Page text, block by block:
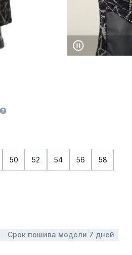
50 52 54 56 58
Срок пошива модели 7 дней